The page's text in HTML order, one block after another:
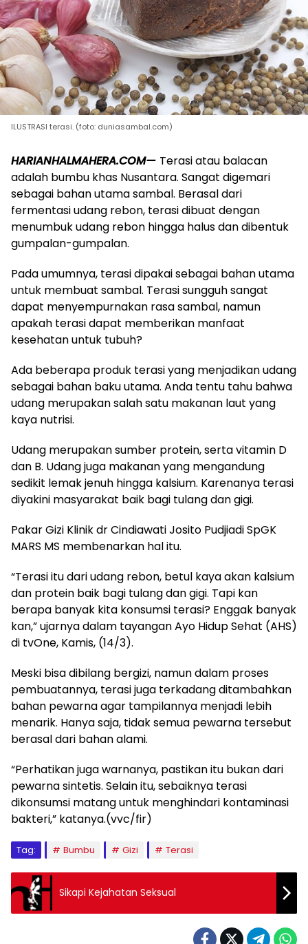
ILUSTRASI terasi. (foto: duniasambal.com)
HARIANHALMAHERA.COM— Terasi atau balacan
adalah bumbu khas Nusantara. Sangat digemari
sebagai bahan utama sambal. Berasal dari
fermentasi udang rebon, terasi dibuat dengan
menumbuk udang rebon hingga halus dan dibentuk
gumpalan-gumpalan.
Pada umumnya, terasi dipakai sebagai bahan utama
untuk membuat sambal. Terasi sungguh sangat
dapat menyempurnakan rasa sambal, namun
apakah terasi dapat memberikan manfaat
kesehatan untuk tubuh?
Ada beberapa produk terasi yang menjadikan udang
sebagai bahan baku utama. Anda tentu tahu bahwa
udang merupakan salah satu makanan laut yang
kaya nutrisi.
Udang merupakan sumber protein, serta vitamin D
dan B. Udang juga makanan yang mengandung
sedikit lemak jenuh hingga kalsium. Karenanya terasi
diyakini masyarakat baik bagi tulang dan gigi.
Pakar Gizi Klinik dr Cindiawati Josito Pudjiadi SpGK
MARS MS membenarkan hal itu.
“Terasi itu dari udang rebon, betul kaya akan kalsium
dan protein baik bagi tulang dan gigi. Tapi kan
berapa banyak kita konsumsi terasi? Enggak banyak
kan,” ujarnya dalam tayangan Ayo Hidup Sehat (AHS)
di tvOne, Kamis, (14/3).
Meski bisa dibilang bergizi, namun dalam proses
pembuatannya, terasi juga terkadang ditambahkan
bahan pewarna agar tampilannya menjadi lebih
menarik. Hanya saja, tidak semua pewarna tersebut
berasal dari bahan alami.
“Perhatikan juga warnanya, pastikan itu bukan dari
pewarna sintetis. Selain itu, sebaiknya terasi
dikonsumsi matang untuk menghindari kontaminasi
bakteri,” katanya.(vvc/fir)
Tag: Bumbu Gizi Terasi
Sikapi Kejahatan Seksual